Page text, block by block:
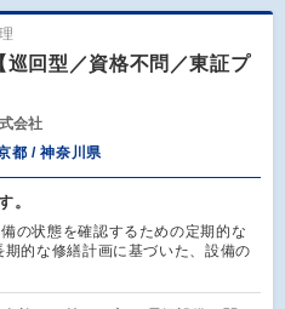
回型／資格不問／東証プ
会社
都 / 神奈川県
。
の状態を確認するための定期的な
的な修繕計画に基づいた、設備の